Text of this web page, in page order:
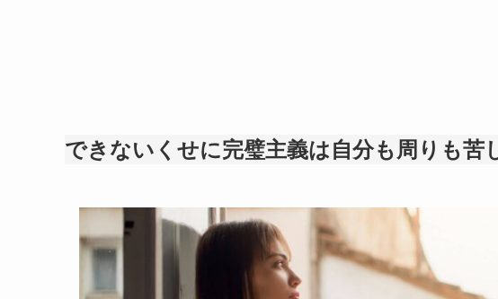
できないくせに完璧主義は自分も周りも苦